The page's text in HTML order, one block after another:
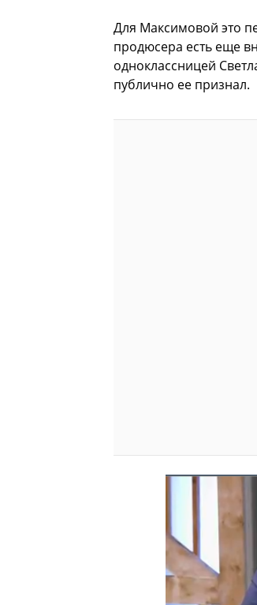
Для Максимовой это
продюсера есть еще
одноклассницей
публично ее признал.